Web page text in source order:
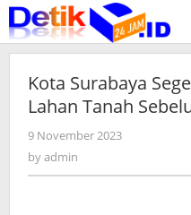
Skip
to
content
Kota Surabaya
Lahan Tanah
9 November 2023
byadmin